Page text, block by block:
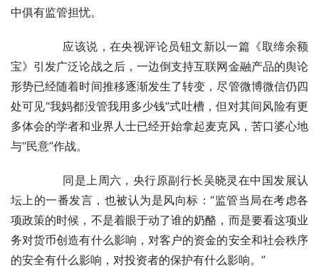
中俱有监管担忧。
宝》引发广泛论战之后，一边倒支持互联网金融产品的舆论
形势已经随着时间推移逐渐发生了转变，尽管微博微信仍四
处可见“我妈都没管我用多少钱”式吐槽，但对其间风险有更
多体会的学者和业界人士已经开始拿起麦克风，苦口婆心地
与“民意”作战。
坛上的一番发言，也被认为是风向标：“监管当局在考虑各
项政策的时候，不是着眼于动了谁的奶酪，而是要看这项业
务对货币创造有什么影响，对客户的资金的安全和社会秩序
的安全有什么影响，对投资者的保护有什么影响。”